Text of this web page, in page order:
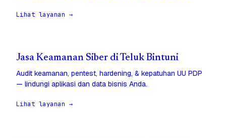
Lihat layanan →
Jasa Keamanan Siber di Teluk Bintuni
Audit keamanan, pentest, hardening, & kepatuhan UU PDP
— lindungi aplikasi dan data bisnis Anda.
Lihat layanan →